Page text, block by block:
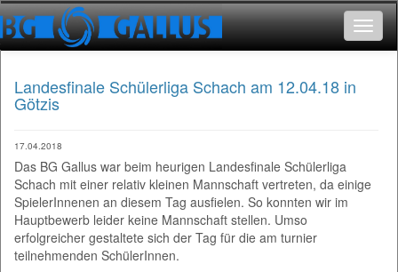
Toggle
Landesfinale Schülerliga Schach am 12.04.18 in
Götzis
17.04.2018
Das BG Gallus war beim heurigen Landesfinale Schülerliga
Schach mit einer relativ kleinen Mannschaft vertreten, da einige
SpielerInnenen an diesem Tag ausfielen. So konnten wir im
Hauptbewerb leider keine Mannschaft stellen. Umso
erfolgreicher gestaltete sich der Tag für die am turnier
teilnehmenden SchülerInnen.